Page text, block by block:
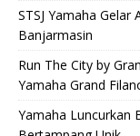
STSJ Yamaha Gelar
Banjarmasin
Run The City by
Yamaha Grand
Yamaha Luncurkan